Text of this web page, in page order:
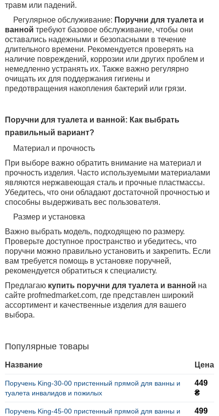
травм или падений.
Регулярное обслуживание: Поручни для туалета и
ванной требуют базовое обслуживание, чтобы они
оставались надежными и безопасными в течение
длительного времени. Рекомендуется проверять на
наличие повреждений, коррозии или других проблем и
немедленно устранять их. Также важно регулярно
очищать их для поддержания гигиены и
предотвращения накопления бактерий или грязи.
Поручни для туалета и ванной: Как выбрать
правильный вариант?
Материал и прочность
При выборе важно обратить внимание на материал и
прочность изделия. Часто используемыми материалами
являются нержавеющая сталь и прочные пластмассы.
Убедитесь, что они обладают достаточной прочностью и
способны выдерживать вес пользователя.
Размер и установка
Важно выбрать модель, подходящею по размеру.
Проверьте доступное пространство и убедитесь, что
поручни можно правильно установить и закрепить. Если
вам требуется помощь в установке поручней,
рекомендуется обратиться к специалисту.
Предлагаю купить поручни для туалета и ванной на
сайте profmedmarket.com, где представлен широкий
ассортимент и качественные изделия для вашего
выбора.
Популярные товары
Название Цена
Поручень King-30-00 пристенный прямой для ванны и
туалета инвалидов и пожилых
449
₴
Поручень King-45-00 пристенный прямой для ванны и
499